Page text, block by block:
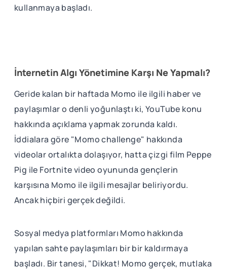
kullanmaya başladı.
İnternetin Algı Yönetimine Karşı Ne Yapmalı?
Geride kalan bir haftada Momo ile ilgili haber ve
paylaşımlar o denli yoğunlaştı ki, YouTube konu
hakkında açıklama yapmak zorunda kaldı.
İddialara göre "Momo challenge" hakkında
videolar ortalıkta dolaşıyor, hatta çizgi film Peppe
Pig ile Fortnite video oyununda gençlerin
karşısına Momo ile ilgili mesajlar beliriyordu.
Ancak hiçbiri gerçek değildi.
Sosyal medya platformları Momo hakkında
yapılan sahte paylaşımları bir bir kaldırmaya
başladı. Bir tanesi, "Dikkat! Momo gerçek, mutlaka